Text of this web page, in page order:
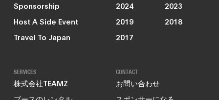
Sponsorship
Host A Side Event
Travel To Japan
2024
2023
2019
2018
2017
SERVICES
株式会社TEAMZ
CONTACT
お問い合わせ